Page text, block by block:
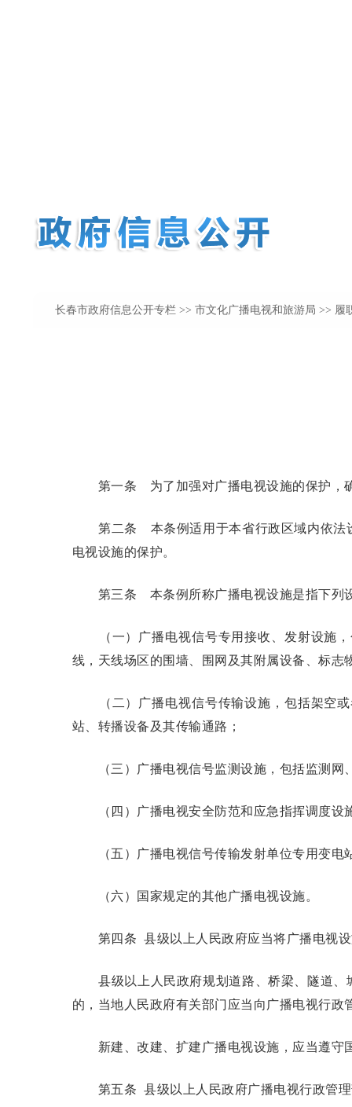
长春市政府信息公开专栏 >> 市文化广播电视和旅游局 >> 履
第一条 为了加强对广播电视设施的保护，
第二条
本条例适用于本省行政区域内依法
电视设施的保护。
第三条 本条例所称广播电视设施是指下列
（一）广播电视信号专用接收、发射设施，
线，天线场区的围墙、围网及其附属设备、标志
（二）广播电视信号传输设施，包括架空或
站、转播设备及其传输通路；
（三）广播电视信号监测设施，包括监测网
（四）广播电视安全防范和应急指挥调度设
（五）广播电视信号传输发射单位专用变电
（六）国家规定的其他广播电视设施。
第四条 县级以上人民政府应当将广播电视
县级以上人民政府规划道路、桥梁、隧道、
的，当地人民政府有关部门应当向广播电视行政
新建、改建、扩建广播电视设施，应当遵守
第五条 县级以上人民政府广播电视行政管